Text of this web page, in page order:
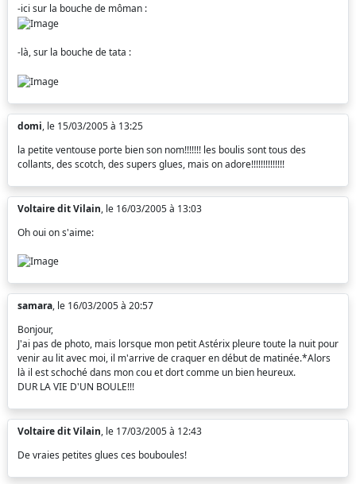
-ici sur la bouche de môman :
-là, sur la bouche de tata :
domi, le 15/03/2005 à 13:25
la petite ventouse porte bien son nom!!!!!!! les boulis sont tous des
collants, des scotch, des supers glues, mais on adore!!!!!!!!!!!!!!
Voltaire dit Vilain, le 16/03/2005 à 13:03
Oh oui on s'aime:
samara, le 16/03/2005 à 20:57
Bonjour,
J'ai pas de photo, mais lorsque mon petit Astérix pleure toute la nuit pour
venir au lit avec moi, il m'arrive de craquer en début de matinée.*Alors
là il est schoché dans mon cou et dort comme un bien heureux.
DUR LA VIE D'UN BOULE!!!
Voltaire dit Vilain, le 17/03/2005 à 12:43
De vraies petites glues ces bouboules!